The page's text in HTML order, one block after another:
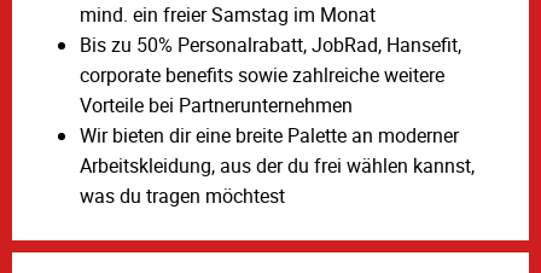
mind. ein freier Samstag im Monat
Bis zu 50% Personalrabatt, JobRad, Hansefit,
corporate benefits sowie zahlreiche weitere
Vorteile bei Partnerunternehmen
Wir bieten dir eine breite Palette an moderner
Arbeitskleidung, aus der du frei wählen kannst,
was du tragen möchtest